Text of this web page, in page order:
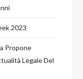
2023
Propone
Legale Del